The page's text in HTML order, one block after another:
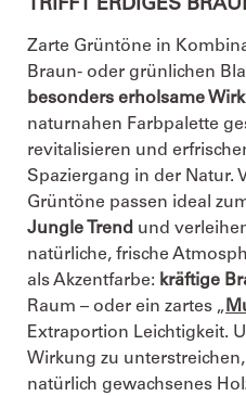
TRIFFT ERDIGES
Zarte Grüntöne in
Braun- oder grünlichen
besonders erholsame
naturnahen Farbpalette
revitalisieren und
Spaziergang in der Natur.
Grüntöne passen ideal
Jungle Trend und
natürliche, frische
als Akzentfarbe: kräftige
Raum – oder ein zartes „
Extraportion Leichtigkeit.
Wirkung zu
natürlich gewachsenes